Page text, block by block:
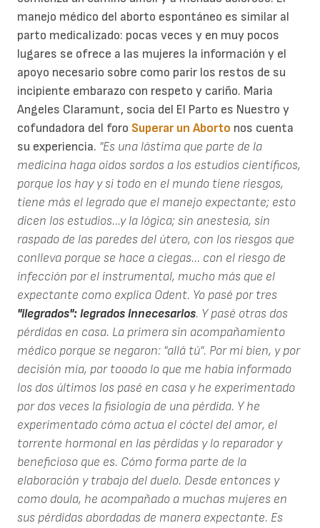
manejo médico del aborto espontáneo es similar al
parto medicalizado: pocas veces y en muy pocos
lugares se ofrece a las mujeres la información y el
apoyo necesario sobre como parir los restos de su
incipiente embarazo con respeto y cariño. Maria
Angeles Claramunt, socia del El Parto es Nuestro y
cofundadora del foro Superar un Aborto nos cuenta
su experiencia. "Es una lástima que parte de la
medicina haga oidos sordos a los estudios científicos,
porque los hay y si todo en el mundo tiene riesgos,
tiene más el legrado que el manejo expectante; esto
dicen los estudios...y la lógica; sin anestesia, sin
raspado de las paredes del útero, con los riesgos que
conlleva porque se hace a ciegas... con el riesgo de
infección por el instrumental, mucho más que el
expectante como explica Odent. Yo pasé por tres
"ilegrados": legrados innecesarios. Y pasé otras dos
pérdidas en casa. La primera sin acompañamiento
médico porque se negaron: "allá tú". Por mi bien, y por
decisión mía, por tooodo lo que me había informado
los dos últimos los pasé en casa y he experimentado
por dos veces la fisiología de una pérdida. Y he
experimentado cómo actua el cóctel del amor, el
torrente hormonal en las pérdidas y lo reparador y
beneficioso que es. Cómo forma parte de la
elaboración y trabajo del duelo. Desde entonces y
como doula, he acompañado a muchas mujeres en
sus pérdidas abordadas de manera expectante. Es